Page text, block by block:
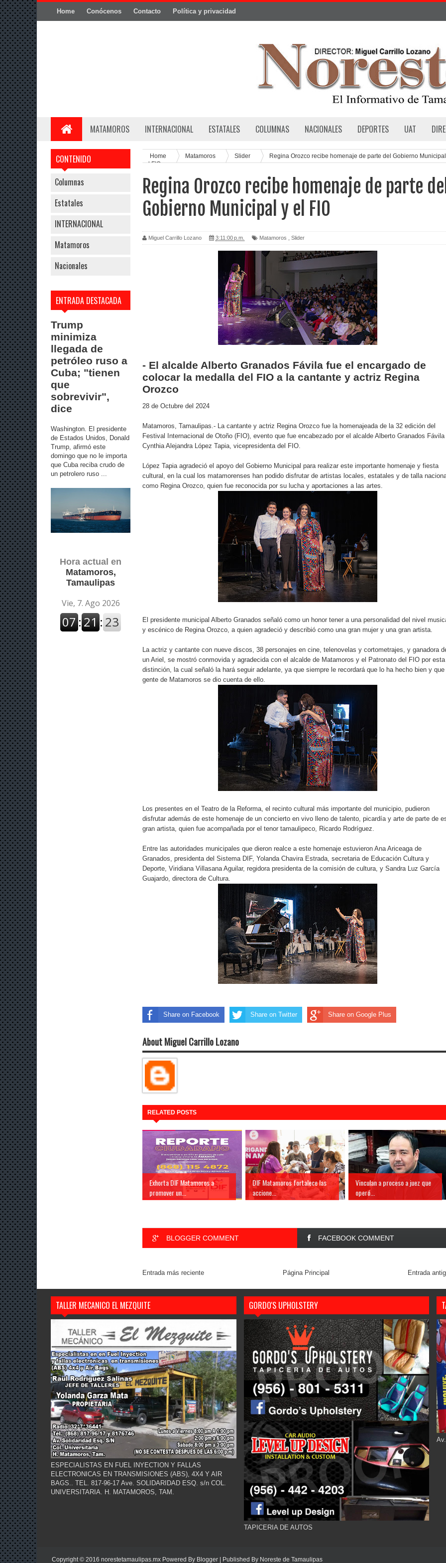
Home Conócenos Contacto Política y privacidad
MATAMOROS INTERNACIONAL ESTATALES COLUMNAS NACIONALES DEPORTES UAT
CONTENIDO
Columnas
Estatales
INTERNACIONAL
Matamoros
Nacionales
ENTRADA DESTACADA
Trump
minimiza
llegada de
petróleo ruso a
Cuba; "tienen
que
sobrevivir",
dice
Washington. El presidente
de Estados Unidos, Donald
Trump, afirmó este
domingo que no le importa
que Cuba reciba crudo de
un petrolero ruso ...
Hora actual en
Matamoros,
Tamaulipas
Home Matamoros Slider
Regina Orozco recibe homenaje de parte del Gobierno
el FIO
Regina Orozco recibe homenaje de parte
Gobierno Municipal y el FIO
Miguel Carrillo Lozano 3:11:00 p.m. Matamoros Slider
- El alcalde Alberto Granados Fávila fue el encargado de
colocar la medalla del FIO a la cantante y actriz Regina
Orozco
28 de Octubre del 2024
Matamoros, Tamaulipas.- La cantante y actriz Regina Orozco fue la homenajeada de la 32 edición del
Festival Internacional de Otoño (FIO), evento que fue encabezado por el alcalde Alberto Granados
Cynthia Alejandra López Tapia, vicepresidenta del FIO.
López Tapia agradeció el apoyo del Gobierno Municipal para realizar este importante homenaje y fiesta
cultural, en la cual los matamorenses han podido disfrutar de artistas locales, estatales y de talla
como Regina Orozco, quien fue reconocida por su lucha y aportaciones a las artes.
El presidente municipal Alberto Granados señaló como un honor tener a una personalidad del nivel
y escénico de Regina Orozco, a quien agradeció y describió como una gran mujer y una gran artista.
La actriz y cantante con nueve discos, 38 personajes en cine, telenovelas y cortometrajes, y ganadora
un Ariel, se mostró conmovida y agradecida con el alcalde de Matamoros y el Patronato del FIO por esta
distinción, la cual señaló la hará seguir adelante, ya que siempre le recordará que lo ha hecho bien y que
gente de Matamoros se dio cuenta de ello.
Los presentes en el Teatro de la Reforma, el recinto cultural más importante del municipio, pudieron
disfrutar además de este homenaje de un concierto en vivo lleno de talento, picardía y arte de parte de
gran artista, quien fue acompañada por el tenor tamaulipeco, Ricardo Rodríguez.
Entre las autoridades municipales que dieron realce a este homenaje estuvieron Ana Ariceaga de
Granados, presidenta del Sistema DIF, Yolanda Chavira Estrada, secretaria de Educación Cultura y
Deporte, Viridiana Villasana Aguilar, regidora presidenta de la comisión de cultura, y Sandra Luz García
Guajardo, directora de Cultura.
Share on Facebook Share on Twitter Share on Google Plus
About Miguel Carrillo Lozano
RELATED POSTS
Exhorta DIF Matamoros a
promover un...
DIF Matamoros fortalece las
accione...
Vinculan a proceso a juez que
operó...
BLOGGER COMMENT FACEBOOK COMMENT
Entrada más reciente Entrada
Página Principal
TALLER MECANICO EL MEZQUITE
ESPECIALISTAS EN FUEL INYECTION Y FALLAS
ELECTRONICAS EN TRANSMISIONES (ABS), 4X4 Y AIR
BAGS.. TEL. 817-96-17 Ave. SOLIDARIDAD ESQ. s/n COL.
UNIVERSITARIA. H. MATAMOROS, TAM.
GORDO'S UPHOLSTERY
TAPICERIA DE AUTOS
Copyright © 2016 norestetamaulipas.mx Powered By Blogger | Published By Noreste de Tamaulipas